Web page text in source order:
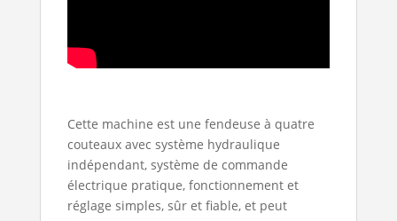
Cette machine est une fendeuse à quatre
couteaux avec système hydraulique
indépendant, système de commande
électrique pratique, fonctionnement et
réglage simples, sûr et fiable, et peut